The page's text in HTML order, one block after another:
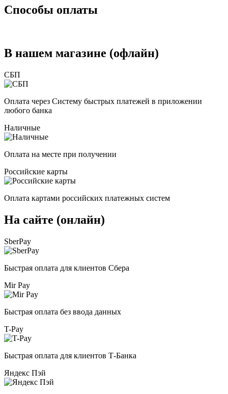
Способы оплаты
В нашем магазине (офлайн)
СБП
Оплата через Систему быстрых платежей в приложении
любого банка
Наличные
Оплата на месте при получении
Российские карты
Оплата картами российских платежных систем
На сайте (онлайн)
SberPay
Быстрая оплата для клиентов Сбера
Mir Pay
Быстрая оплата без ввода данных
T-Pay
Быстрая оплата для клиентов Т-Банка
Яндекс Пэй